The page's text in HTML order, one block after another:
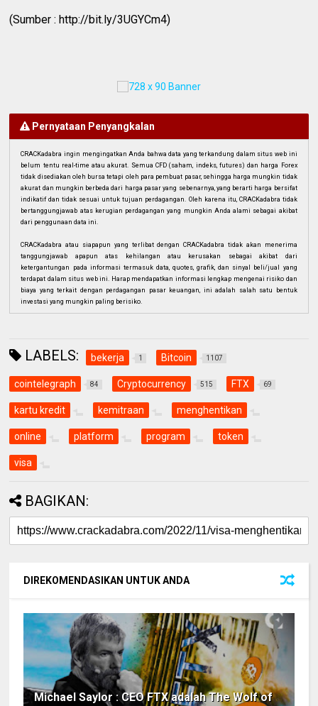
(Sumber : http://bit.ly/3UGYCm4)
Pernyataan Penyangkalan
CRACKadabra ingin mengingatkan Anda bahwa data yang terkandung dalam situs web ini
belum tentu real-time atau akurat. Semua CFD (saham, indeks, futures) dan harga Forex
tidak disediakan oleh bursa tetapi oleh para pembuat pasar, sehingga harga mungkin tidak
akurat dan mungkin berbeda dari harga pasar yang sebenarnya, yang berarti harga bersifat
indikatif dan tidak sesuai untuk tujuan perdagangan. Oleh karena itu, CRACKadabra tidak
bertanggungjawab atas kerugian perdagangan yang mungkin Anda alami sebagai akibat
dari penggunaan data ini.
CRACKadabra atau siapapun yang terlibat dengan CRACKadabra tidak akan menerima
tanggungjawab apapun atas kehilangan atau kerusakan sebagai akibat dari
ketergantungan pada informasi termasuk data, quotes, grafik, dan sinyal beli/jual yang
terdapat dalam situs web ini. Harap mendapatkan informasi lengkap mengenai risiko dan
biaya yang terkait dengan perdagangan pasar keuangan, ini adalah salah satu bentuk
investasi yang mungkin paling berisiko.
LABELS: bekerja 1 Bitcoin 1107
cointelegraph 84 Cryptocurrency 515 FTX 69
kartu kredit kemitraan menghentikan
online platform program token
visa
BAGIKAN:
DIREKOMENDASIKAN UNTUK ANDA
Michael Saylor : CEO FTX adalah The Wolf of